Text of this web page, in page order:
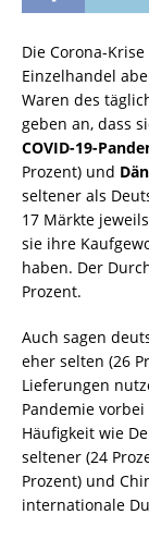
Die Corona-
Einzelhandel
Waren des
geben an, dass
COVID-19-
Prozent) und
seltener als
17 Märkte
sie ihre
haben. Der
Prozent.
Auch sagen
eher selten (26
Lieferungen
Pandemie
Häufigkeit wie
seltener (24
Prozent) und
internationale